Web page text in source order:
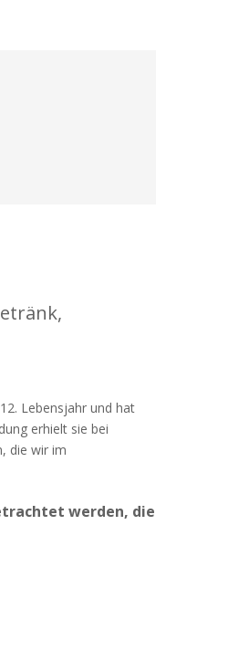
Lebensjahr und hat
erhielt sie bei
die wir im
werden, die